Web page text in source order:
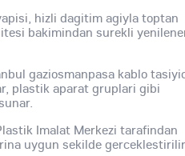
hizli dagitim agiyla toptan
bakimindan surekli
gaziosmanpasa kablo
plastik aparat gruplari gibi
Imalat Merkezi tarafindan
uygun sekilde